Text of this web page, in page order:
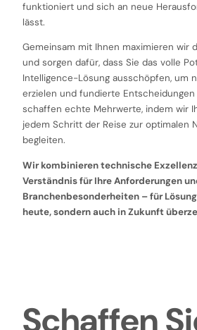
funktioniert und sich an neue
lässt.
Gemeinsam mit Ihnen maximieren wir
und sorgen dafür, dass Sie das volle
Intelligence-Lösung ausschöpfen, um
erzielen und fundierte
schaffen echte Mehrwerte, indem wir
jedem Schritt der Reise zur optimalen
begleiten.
Wir kombinieren technische
Verständnis für Ihre Anforderungen
Branchenbesonderheiten – für
heute, sondern auch in Zukunft
Schaffen